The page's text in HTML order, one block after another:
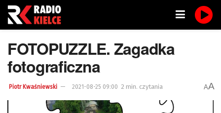
FOTOPUZZLE. Zagadka
fotograficzna
Piotr Kwaśniewski 2021-08-25 09:00 2 min. czytania AA